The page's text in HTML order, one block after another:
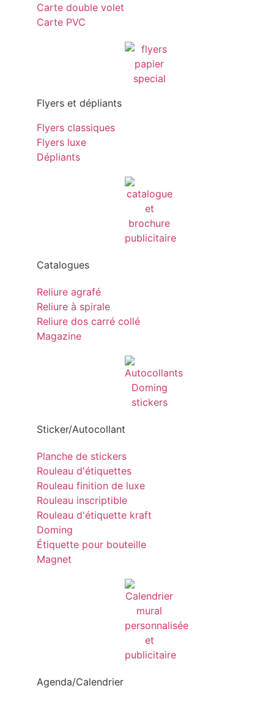
Carte double volet
Carte PVC
Flyers et dépliants
Flyers classiques
Flyers luxe
Dépliants
Catalogues
Reliure agrafé
Reliure à spirale
Reliure dos carré collé
Magazine
Sticker/Autocollant
Planche de stickers
Rouleau d'étiquettes
Rouleau finition de luxe
Rouleau inscriptible
Rouleau d'étiquette kraft
Doming
Étiquette pour bouteille
Magnet
Agenda/Calendrier